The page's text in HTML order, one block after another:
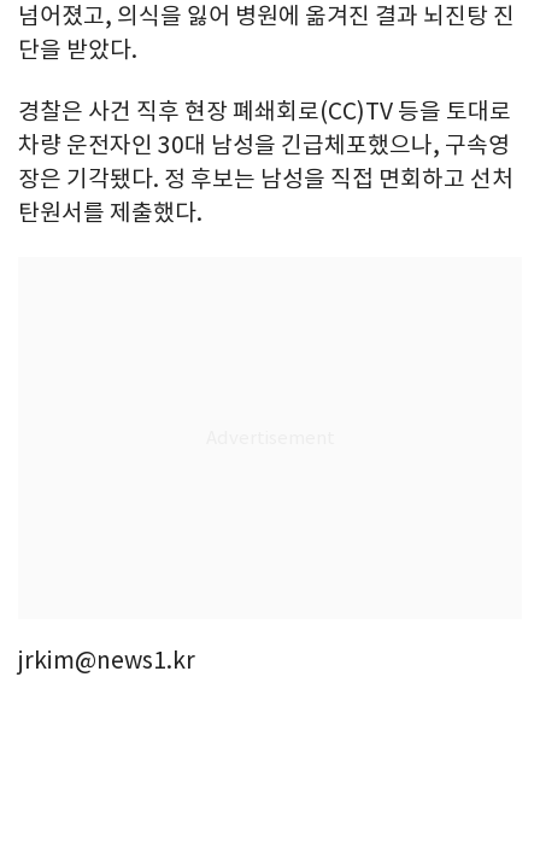
넘어졌고, 의식을 잃어 병원에 옮겨진 결과 뇌진탕 진
단을 받았다.
경찰은 사건 직후 현장 폐쇄회로(CC)TV 등을 토대로
차량 운전자인 30대 남성을 긴급체포했으나, 구속영
장은 기각됐다. 정 후보는 남성을 직접 면회하고 선처
탄원서를 제출했다.
jrkim@news1.kr